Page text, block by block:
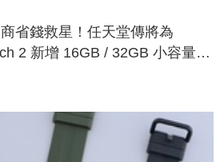
省錢救星！任天堂傳將為
2 新增 16GB / 32GB 小容量遊